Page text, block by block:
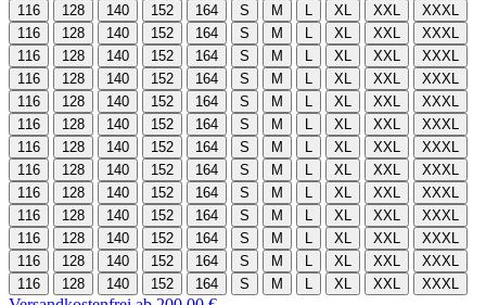
116
128 140 152 164 S M XL XXL
XXXL
116
128 140 152 164 S M XL XXL
XXXL
116
128 140 152 164 S M XL XXL
XXXL
116
128 140 152 164 S M XL XXL
XXXL
116
128 140 152 164 S M XL XXL
XXXL
116
128 140 152 164 S M XL XXL
XXXL
116
128 140 152 164 S M XL XXL
XXXL
116
128 140 152 164 S M XL XXL
XXXL
116
128 140 152 164 S M XL XXL
XXXL
116
128 140 152 164 S M XL XXL
XXXL
116
128 140 152 164 S M XL XXL
XXXL
116
128 140 152 164 S M XL XXL
XXXL
116
128 140 152 164 S M XL XXL XXXL